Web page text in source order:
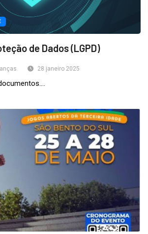
de Dados (LGPD)
28 janeiro 2025